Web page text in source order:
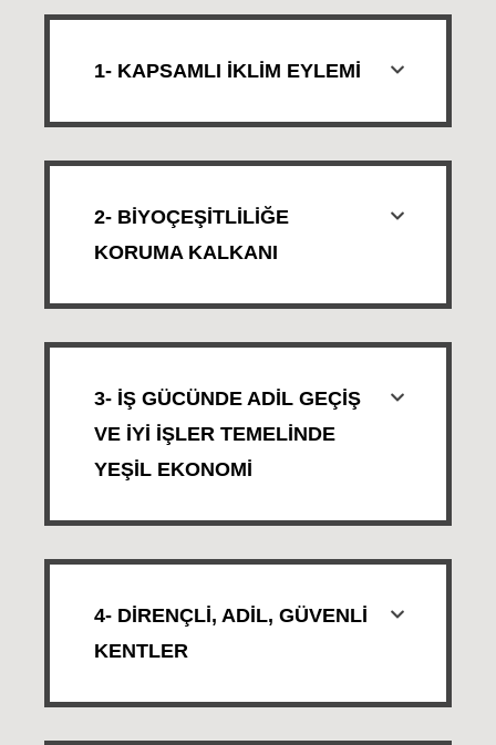
1- KAPSAMLI İKLİM EYLEMİ
2- BİYOÇEŞİTLİLİĞE
KORUMA KALKANI
3- İŞ GÜCÜNDE ADİL GEÇİŞ
VE İYİ İŞLER TEMELİNDE
YEŞİL EKONOMİ
4- DİRENÇLİ, ADİL, GÜVENLİ
KENTLER